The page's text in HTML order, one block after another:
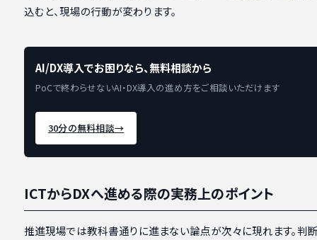
込むと、現場の行動が変わります。
AI/DX導入でお困りなら、無料相談から
PoCで終わらせないAI・DX導入の進め方をご相談いただけます
30分の無料相談→
ICTからDXへ進める際の実務上のポイント
推進現場では教科書通りに進まない論点が次々に現れます。判